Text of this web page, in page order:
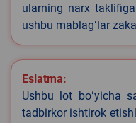
ularning narx
ushbu mablagʻlar
Eslatma:
Ushbu lot boʻyicha
tadbirkor ishtirok